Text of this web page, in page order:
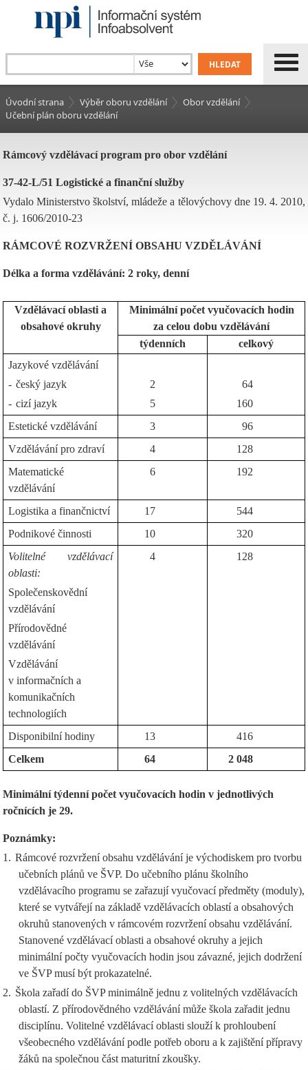
Úvodní strana Výběr oboru vzdělání
Obor vzdělání
Učební plán oboru vzdělání
Rámcový vzdělávací program pro obor vzdělání
37-42-L/51 Logistické a finanční služby
Vydalo Ministerstvo školství, mládeže a tělovýchovy dne 19. 4. 2010,
č. j. 1606/2010-23
RÁMCOVÉ ROZVRŽENÍ OBSAHU VZDĚLÁVÁNÍ
Délka a forma vzdělávání: 2 roky, denní
Vzdělávací oblasti a
obsahové okruhy
Minimální počet vyučovacích hodin
za celou dobu vzdělávání
týdenních
celkový
Jazykové vzdělávání
- český jazyk
- cizí jazyk
2
5
64
160
Estetické vzdělávání
3
96
Vzdělávání pro zdraví
4
128
Matematické
vzdělávání
6 192
Logistika a finančnictví 17
544
Podnikové činnosti
10
320
Volitelné vzdělávací
oblasti:
Společenskovědní
vzdělávání
Přírodovědné
vzdělávání
Vzdělávání
v informačních a
komunikačních
technologiích
4 128
Disponibilní hodiny 13
416
Celkem
64 2 048
Minimální týdenní počet vyučovacích hodin v jednotlivých
ročnících je 29.
Poznámky:
1. Rámcové rozvržení obsahu vzdělávání je východiskem pro tvorbu
učebních plánů ve ŠVP. Do učebního plánu školního
vzdělávacího programu se zařazují vyučovací předměty (moduly),
které se vytvářejí na základě vzdělávacích oblastí a obsahových
okruhů stanovených v rámcovém rozvržení obsahu vzdělávání.
Stanovené vzdělávací oblasti a obsahové okruhy a jejich
minimální počty vyučovacích hodin jsou závazné, jejich dodržení
ve ŠVP musí být prokazatelné.
2. Škola zařadí do ŠVP minimálně jednu z volitelných vzdělávacích
oblastí. Z přírodovědného vzdělávání může škola zařadit jednu
disciplínu. Volitelné vzdělávací oblasti slouží k prohloubení
všeobecného vzdělávání podle potřeb oboru a k zajištění přípravy
žáků na společnou část maturitní zkoušky.